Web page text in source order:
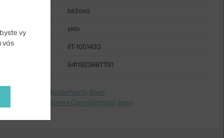
béžová
sklo
IIT-1051433
6411923667791
na
Svietnik Kastehelmi, linen
to
Kastehelmi Candleholder, linen
vy
vás